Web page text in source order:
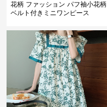
花柄 ファッション パフ袖小花柄
ベルト付きミニワンピース